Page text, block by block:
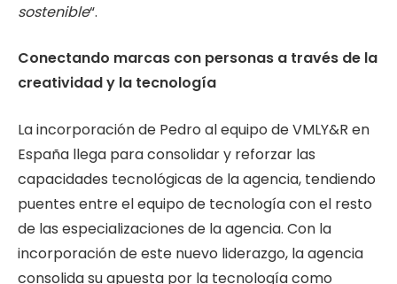
sostenible“.
Conectando marcas con personas a través de la
creatividad y la tecnología
La incorporación de Pedro al equipo de VMLY&R en
España llega para consolidar y reforzar las
capacidades tecnológicas de la agencia, tendiendo
puentes entre el equipo de tecnología con el resto
de las especializaciones de la agencia. Con la
incorporación de este nuevo liderazgo, la agencia
consolida su apuesta por la tecnología como